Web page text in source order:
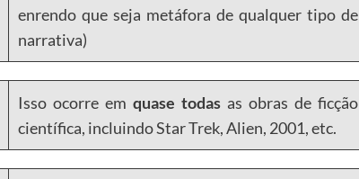
enrendo que seja metáfora de qualquer tipo de
narrativa)
Isso ocorre em quase todas as obras de ficção
científica, incluindo Star Trek, Alien, 2001, etc.